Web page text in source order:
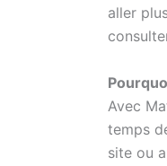
aller
Avec
temps
site ou